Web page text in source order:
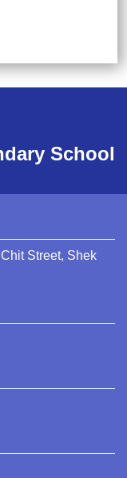
School
Street, Shek